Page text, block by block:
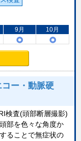
9月 10月
ー・動脈硬
検査(頭部断層撮影)
部を色々な角度か
ることで無症状の